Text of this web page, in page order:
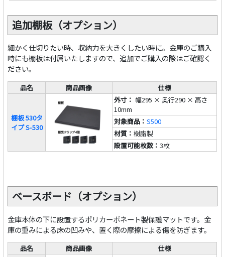
追加棚板（オプション）
細かく仕切りたい時、収納力を大きくしたい時に。金庫のご購入
時にも棚板は付属いたしますので、追加でご購入の際はご確認く
ださい。
品名 商品画像 仕様
棚板 530タ
イプ S-530
外寸： 幅295 × 奥行290 × 高さ
10mm
対象商品：S500
材質：樹脂製
設置可能枚数：3枚
ベースボード（オプション）
金庫本体の下に設置するポリカーボネート製保護マットです。金
庫の重みによる床の凹みや、置く際の摩擦による傷を防ぎます。
品名 商品画像 仕様